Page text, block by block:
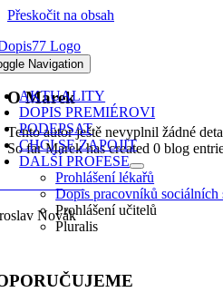
Přeskočit na obsah
Navigation
AKTUALITY
DOPIS PREMIÉROVI
PODEPSAT
CHCI SE ZAPOJIT
DALŠÍ PROFESE
Prohlášení lékařů
Dopis pracovníků sociálních
Prohlášení učitelů
Pluralis
PODPORU MANŽELSTVÍ
VZTAHU MUŽE A ŽENY
OMarek
Tento autor ještě nevyplnil žádné
So far Marek has created 0 blog
Novák